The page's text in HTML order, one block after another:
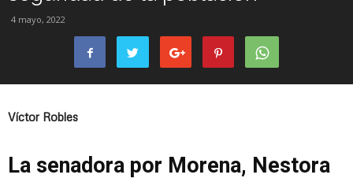
4 mayo, 2022
Víctor Robles
La senadora por Morena, Nestora